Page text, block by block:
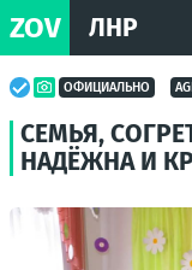
ZOV ЛНР
ОФИЦИАЛЬНО
СЕМЬЯ,
НАДЁЖНА И